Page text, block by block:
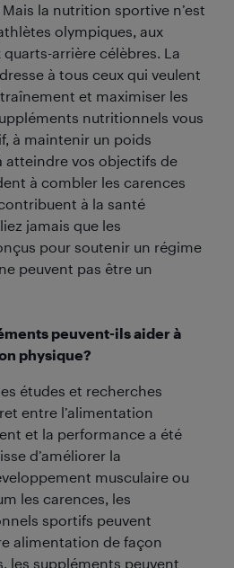
la nutrition sportive n’est
olympiques, aux
arrière célèbres. La
à tous ceux qui veulent
et maximiser les
nutritionnels vous
à maintenir un poids
vos objectifs de
à combler les carences
à la santé
jamais que les
pour soutenir un régime
peuvent pas être un
peuvent-ils aider à
physique?
études et recherches
entre l’alimentation
et la performance a été
d’améliorer la
musculaire ou
les carences, les
sportifs peuvent
alimentation de façon
les suppléments peuvent